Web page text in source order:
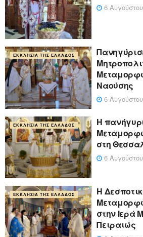
6
ΕΚΚΛΗΣΊΑ ΤΗΣ ΕΛΛΆΔΟΣ
Ναούσης
6
ΕΚΚΛΗΣΊΑ ΤΗΣ ΕΛΛΆΔΟΣ
Η
στη
6
ΕΚΚΛΗΣΊΑ ΤΗΣ ΕΛΛΆΔΟΣ
Η
στην Ιερά
Πειραιώς